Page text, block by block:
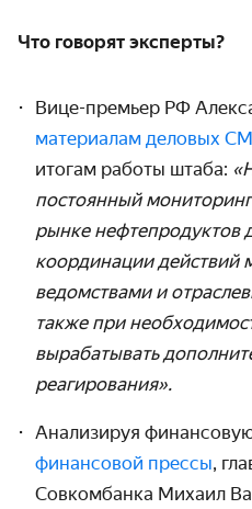
Что говорят эксперты?
Вице-премьер РФ
материалам деловых
итогам работы штаба:
постоянный
рынке нефтепродуктов
координации
ведомствами и
также при
вырабатывать
реагирования».
Анализируя
финансовой прессы,
Совкомбанка Михаил